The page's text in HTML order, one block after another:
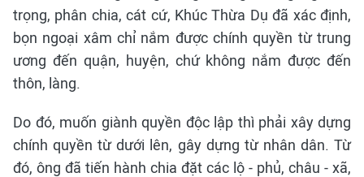
trọng, phân chia, cát cứ, Khúc Thừa Dụ đã xác định,
bọn ngoại xâm chỉ nắm được chính quyền từ trung
ương đến quận, huyện, chứ không nắm được đến
thôn, làng.
Do đó, muốn giành quyền độc lập thì phải xây dựng
chính quyền từ dưới lên, gây dựng từ nhân dân. Từ
đó, ông đã tiến hành chia đặt các lộ - phủ, châu - xã,